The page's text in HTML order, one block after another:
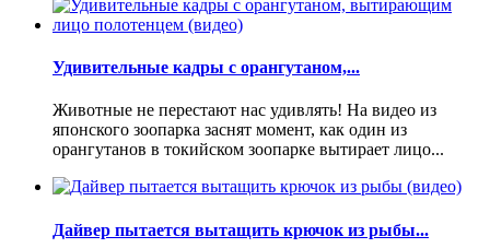
Удивительные кадры с орангутаном,...
Животные не перестают нас удивлять! На видео из
японского зоопарка заснят момент, как один из
орангутанов в токийском зоопарке вытирает лицо...
Дайвер пытается вытащить крючок из рыбы...